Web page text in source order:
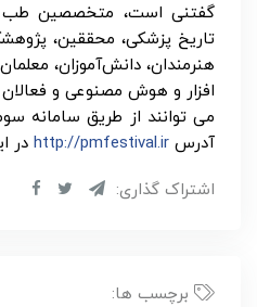
گفتنی است، متخصصین طب
تاریخ پزشکی، محققین،
هنرمندان، دانش‌آموزان،
افزار و هوش مصنوعی و
می توانند از طریق سامانه
آدرس http://pmfestival.ir در
اشتراک گذاری:
برچسب ها: